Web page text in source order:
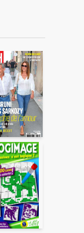
que ces
(groupe
donner suite à
de votre ami.
indésirable.
sont utilisées que
plus, consultez